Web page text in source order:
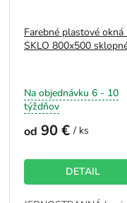
Farebné plastové okná
SKLO 800x500
Na objednávku 6 - 10
týždňov
od 90 € / ks
DETAIL